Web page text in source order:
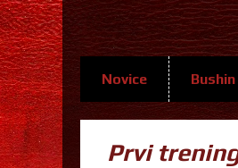
Novice
Prvi